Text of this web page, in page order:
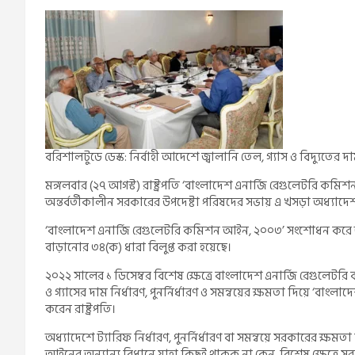
বরিশালটুডে ডেস্ক: নির্বাহী আদেশে জ্বালানি তেল, গ্যাস ও
মঙ্গলবার (২৭ আগস্ট) রাষ্ট্রপতি ‘বাংলাদেশ এনার্জি রেগুলেটরি
অন্তর্বর্তীকালীন সরকারের উপদেষ্টা পরিষদের সভায় এ খসড়া
‘বাংলাদেশ এনার্জি রেগুলেটরি কমিশন আইন, ২০০৩’ সংশোধন করে
বাড়ানোর ৩৪(ক) ধারা বিলুপ্ত করা হয়েছে।
২০২২ সালের ১ ডিসেম্বর বিশেষ ক্ষেত্রে বাংলাদেশ এনার্জি
ও গ্যাসের দাম নির্ধারণ, পুনর্নির্ধারণ ও সমন্বয়ের ক্ষমতা দিয়ে
করেন রাষ্ট্রপতি।
অধ্যাদেশে ট্যারিফ নির্ধারণ, পুনর্নির্ধারণ বা সমন্বয়ে সরকারের